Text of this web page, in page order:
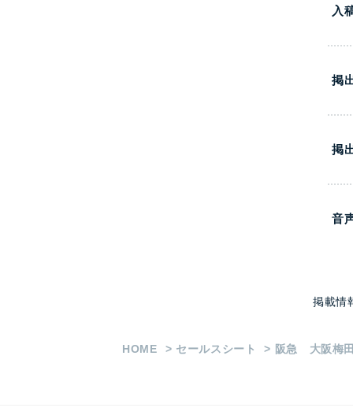
入
掲
掲
音
掲載情
HOME セールスシート 阪急 大阪梅